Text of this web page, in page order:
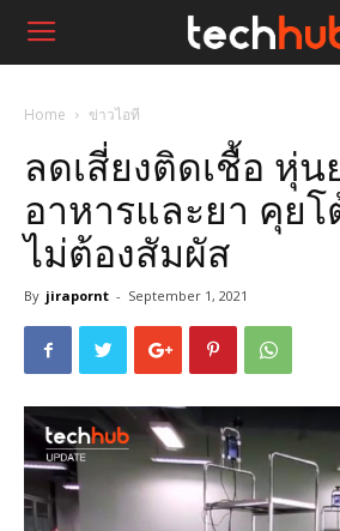
Home ข่าวไอที
ลดเสี่ยงติดเชื้อ หุ่น
อาหารและยา คุย
ไม่ต้องสัมผัส
By jirapornt - September 1, 2021